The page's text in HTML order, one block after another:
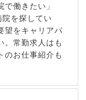
で働きたい」
院を探してい
望をキャリアパ
。常勤求人はも
のお仕事紹介も